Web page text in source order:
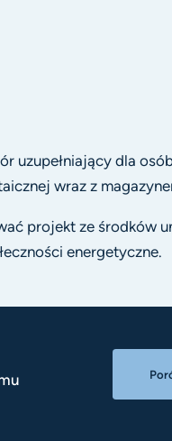
uzupełniający dla
wraz z
projekt ze środków
energetyczne.